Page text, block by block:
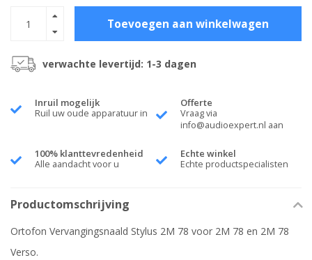
Toevoegen aan winkelwagen
verwachte levertijd: 1-3 dagen
Inruil mogelijk
Ruil uw oude apparatuur in
Offerte
Vraag via
info@audioexpert.nl aan
100% klanttevredenheid
Alle aandacht voor u
Echte winkel
Echte productspecialisten
Productomschrijving
Ortofon Vervangingsnaald Stylus 2M 78 voor 2M 78 en 2M 78
Verso.